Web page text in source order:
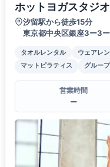
ホットヨガスタジ
汐留駅から徒歩15分
東京都中央区銀座3ー3
タオルレンタル ウェアレ
マットピラティス
グルー
営業時間
ー